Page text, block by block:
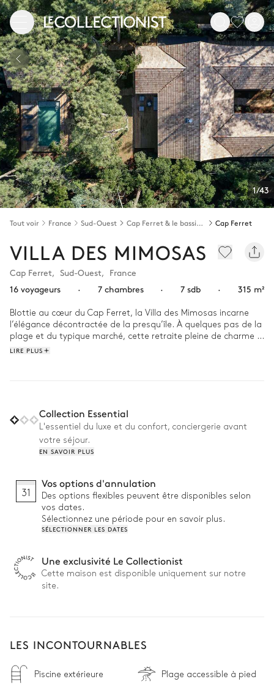
1/43
Tout voir France Sud-Ouest Cap Ferret & le bassin d'Arcachon Cap Ferret
VILLA DES MIMOSAS
Cap Ferret, Sud-Ouest, France
16 voyageurs
· 7 chambres · 7 sdb · 315 m²
Blottie au cœur du Cap Ferret, la Villa des Mimosas incarne
l’élégance décontractée de la presqu’île. À quelques pas de la
plage et du typique marché, cette retraite pleine de charme
séduit ceux qui recherchent à la fois la sérénité et la proximité
terrasse et une promenade tranquille jusqu'à la plage voisine,
située à quelques pas. L'après-midi, vous pourrez vous
prélasser au bord de la piscine et profiter du soleil. Le soir
venu, retrouvez-vous sur la terrasse couverte pour un dîner en
sérénité de la côte.
LIRE PLUS
Collection Essential
L'essentiel du luxe et du confort, conciergerie avant
votre séjour.
EN SAVOIR PLUS
31
Vos options d'annulation
Des options flexibles peuvent être disponibles selon
vos dates.
Sélectionnez une période pour en savoir plus.
SÉLECTIONNER LES DATES
Une exclusivité Le Collectionist
Cette maison est disponible uniquement sur notre
site.
LES INCONTOURNABLES
Piscine extérieure Plage accessible à pied